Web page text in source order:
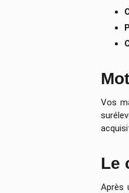
Vos
Le
Après